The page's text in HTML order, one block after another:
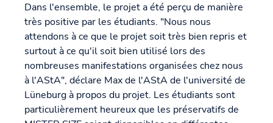
Dans l'ensemble, le projet a été perçu de manière
très positive par les étudiants. "Nous nous
attendons à ce que le projet soit très bien repris et
surtout à ce qu'il soit bien utilisé lors des
nombreuses manifestations organisées chez nous
à l'AStA", déclare Max de l'AStA de l'université de
Lüneburg à propos du projet. Les étudiants sont
particulièrement heureux que les préservatifs de